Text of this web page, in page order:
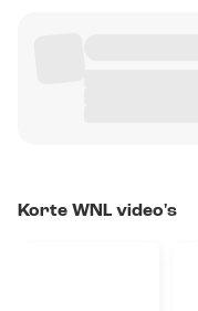
Korte WNL video's